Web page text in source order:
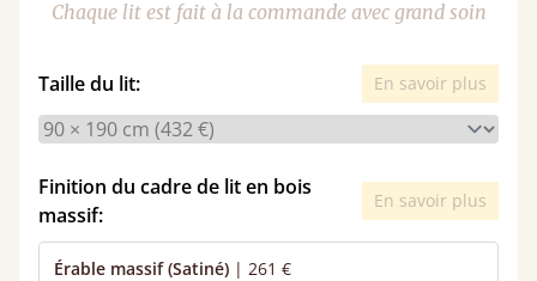
Chaque lit est fait à la commande avec grand soin
Taille du lit: En savoir plus
Finition du cadre de lit en bois
massif:
En savoir plus
Érable massif (Satiné) | 261 €